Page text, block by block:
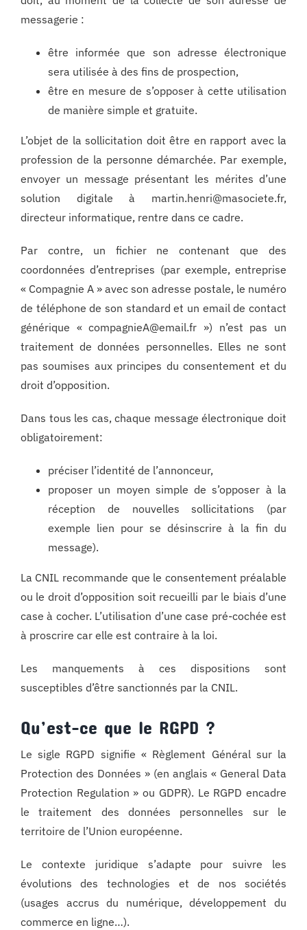
messagerie :
être informée que son adresse électronique
sera utilisée à des fins de prospection,
être en mesure de s’opposer à cette utilisation
de manière simple et gratuite.
L’objet de la sollicitation doit être en rapport avec la
profession de la personne démarchée. Par exemple,
envoyer un message présentant les mérites d’une
solution digitale à martin.henri@masociete.fr,
directeur informatique, rentre dans ce cadre.
Par contre, un fichier ne contenant que des
coordonnées d’entreprises (par exemple, entreprise
« Compagnie A » avec son adresse postale, le numéro
de téléphone de son standard et un email de contact
générique « compagnieA@email.fr ») n’est pas un
traitement de données personnelles. Elles ne sont
pas soumises aux principes du consentement et du
droit d’opposition.
Dans tous les cas, chaque message électronique doit
obligatoirement:
préciser l’identité de l’annonceur,
proposer un moyen simple de s’opposer à la
réception de nouvelles sollicitations (par
exemple lien pour se désinscrire à la fin du
message).
La CNIL recommande que le consentement préalable
ou le droit d’opposition soit recueilli par le biais d’une
case à cocher. L’utilisation d’une case pré-cochée est
à proscrire car elle est contraire à la loi.
Les manquements à ces dispositions sont
susceptibles d’être sanctionnés par la CNIL.
Qu’est-ce que le RGPD ?
Le sigle RGPD signifie « Règlement Général sur la
Protection des Données » (en anglais « General Data
Protection Regulation » ou GDPR). Le RGPD encadre
le traitement des données personnelles sur le
territoire de l’Union européenne.
Le contexte juridique s’adapte pour suivre les
évolutions des technologies et de nos sociétés
(usages accrus du numérique, développement du
commerce en ligne…).